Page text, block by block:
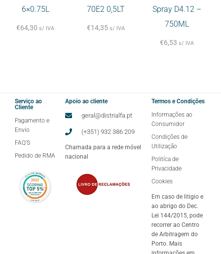
6×0.75L
€64,30 s/ IVA
70E2 0,5LT
€14,35 s/ IVA
Spray D4.12 –
750ML
€6,53 s/ IVA
Serviço ao
Cliente
Pagamento e
Envio
FAQ'S
Pedido de RMA
Apoio ao cliente
geral@distrialfa.pt
(+351) 932 386 209
Chamada para a rede móvel
nacional
Termos e Condições
Informações ao
Consumidor
Condições de
Utilização
Politíca de
Privacidade
Cookies
Em caso de litigio e
ao abrigo do Dec.
Lei 144/2015, pode
recorrer ao Centro
de Arbitragem do
Porto. Mais